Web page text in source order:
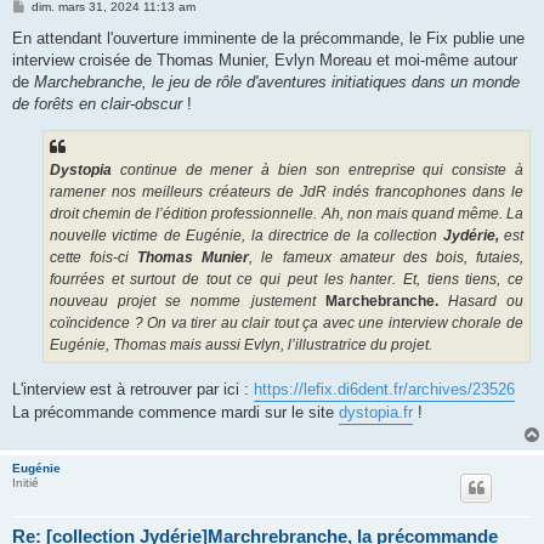
M
s
a
g
dim. mars 31, 2024 11:13 am
En attendant l'ouverture imminente de la précommande, le Fix publie une
interview croisée de Thomas Munier, Evlyn Moreau et moi-même autour
de Marchebranche, le jeu de rôle d'aventures initiatiques dans un monde
de forêts en clair-obscur !
Dystopia continue de mener à bien son entreprise qui consiste à
ramener nos meilleurs créateurs de JdR indés francophones dans le
droit chemin de l’édition professionnelle. Ah, non mais quand même. La
nouvelle victime de Eugénie, la directrice de la collection Jydérie,est
cette fois-ci Thomas Munier, le fameux amateur des bois, futaies,
fourrées et surtout de tout ce qui peut les hanter. Et, tiens tiens, ce
nouveau projet se nomme justement
Marchebranche.Hasard ou
coïncidence ? On va tirer au clair tout ça avec une interview chorale de
Eugénie, Thomas mais aussi Evlyn, l’illustratrice du projet.
L'interview est à retrouver par ici : https://lefix.di6dent.fr/archives/23526
La précommande commence mardi sur le site dystopia.fr !
Eugénie
Initié
Re: [collection Jydérie]Marchrebranche, la précommande